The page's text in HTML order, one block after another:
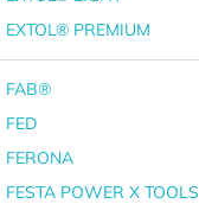
EXTOL® PREMIUM
FAB®
FED
FERONA
FESTA POWER X TOOLS